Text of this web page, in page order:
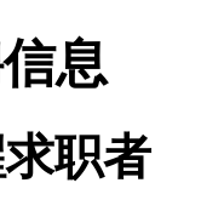
息
职者